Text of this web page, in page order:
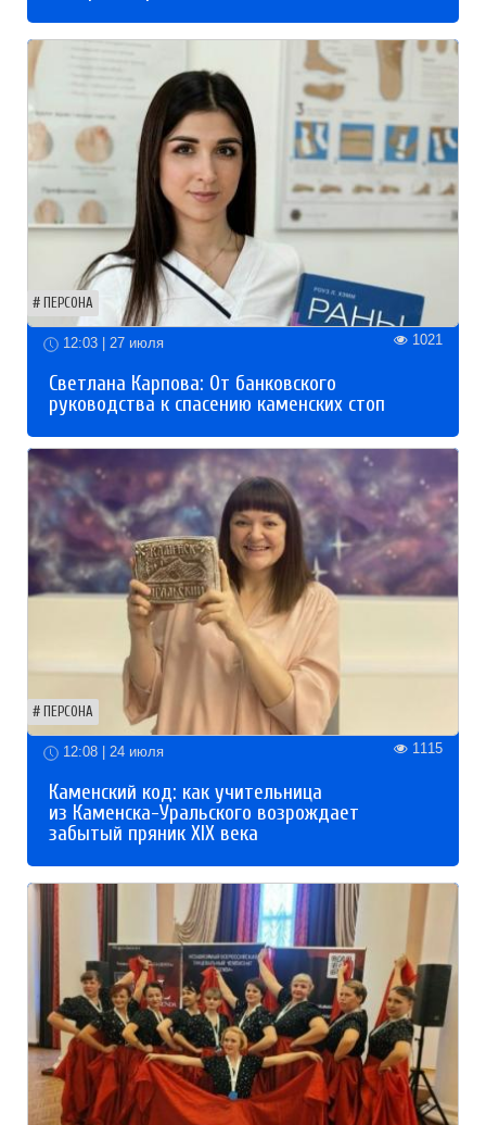
ПЕРСОНА
12:03 | 27 июля 1021
Светлана Карпова: От банковского
руководства к спасению каменских стоп
ПЕРСОНА
12:08 | 24 июля 1115
Каменский код: как учительница
из Каменска-Уральского возрождает
забытый пряник XIX века